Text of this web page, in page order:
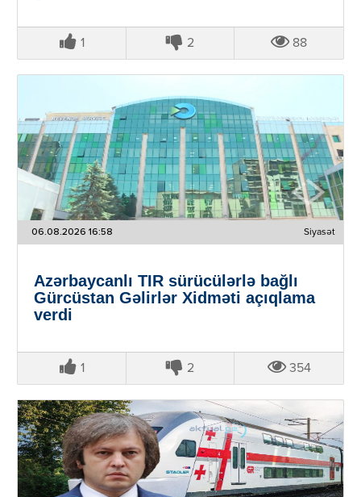
1 2 88
06.08.2026 16:58 Siyasət
Azərbaycanlı TIR sürücülərlə bağlı
Gürcüstan Gəlirlər Xidməti açıqlama
verdi
1 2 354